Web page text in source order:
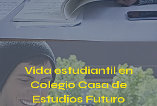
Vida estudiantil en
Colegio Casa de
Estudios Futuro